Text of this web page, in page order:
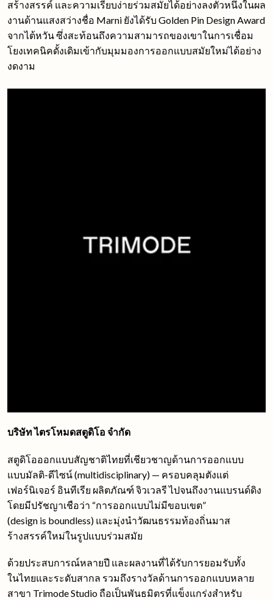
สร้างสรรค์ และความเรียบง่ายร่วมสมัยได้อย่างลงตัวหนึ่งในผล
งานด้านแสงสว่างชื่อ Marni ยังได้รับ Golden Pin Design Award
จากไต้หวัน ซึ่งสะท้อนถึงความสามารถของเขาในการเชื่อม
โยงเทคนิคดั้งเดิมเข้ากับมุมมองการออกแบบสมัยใหม่ได้อย่าง
งดงาม
บริษัท ไตรโหมดสตูดิโอ จำกัด
สตูดิโอออกแบบสัญชาติไทยที่เชียวชาญด้านการออกแบบ
แบบมัลติ-ดีไซน์ (multidisciplinary) — ครอบคลุมตังแต่
เฟอร์นิเจอร์ อินทีเรีย ผลิตภัณฑ์ จิวเวลรี ไปจนถึงงานแบรนด์ดิง
โดยมีปรัชญาเชือว่า “การออกแบบไม่มีขอบเขต”
(design is boundless) และมุ่งนําวัฒนธรรมท้องถิ่นมาส
ร้างสรรค์ใหม่ในรูปแบบร่วมสมัย
ด้วยประสบการณ์หลายปี และผลงานที่ได้รับการยอมรับทั้ง
ในไทยและระดับสากล รวมถึงรางวัลด้านการออกแบบหลาย
สาขา Trimode Studio ถือเป็นพันธมิตรที่แข็งแกร่งสําหรับ